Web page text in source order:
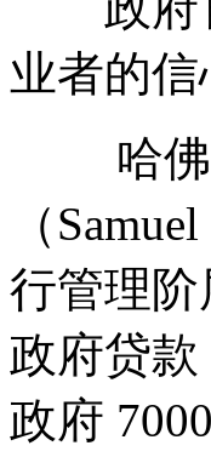
业者的
哈佛大
（
行管理
政府贷
政府